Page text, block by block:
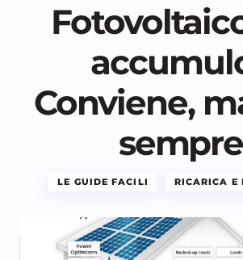
Conviene,
sempre
LE GUIDE FACILI RICARICA E